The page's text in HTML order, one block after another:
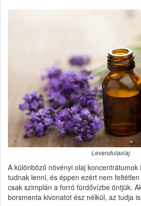
Levendulaolaj
A különböző növényi olaj
tudnak lenni, és éppen ezért nem
csak szimplán a forró fürdővízbe öntjük.
borsmenta kivonatot ész nélkül, az tudja